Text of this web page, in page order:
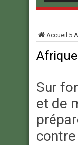
Accueil 5
Afrique
Sur
et de